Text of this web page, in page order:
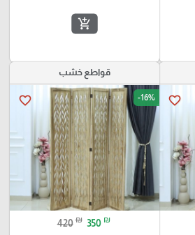
add_shopping_cart
favorite_border
قواطع خشب
favorite_border -16%
420 ₪ 350 ₪